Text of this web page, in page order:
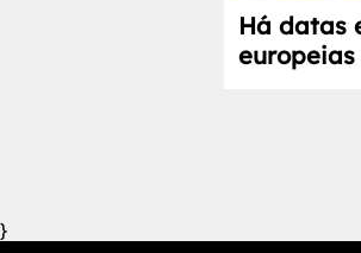
Há datas
europeias
}